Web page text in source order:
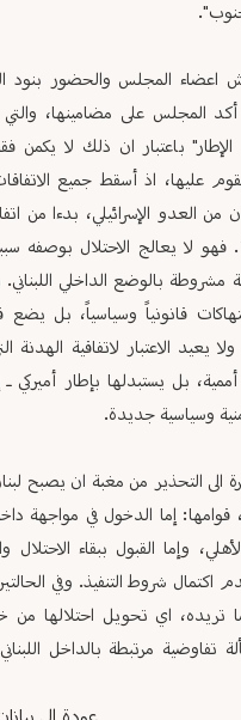
اعضاء المجلس والحضور بنود
المجلس على مضامينها، والتي
باعتبار ان ذلك لا يكمن
عليها، اذ أسقط جميع
من العدو الإسرائيلي، بدءا من
الى القرار 1701. فهو لا يعالج الاحتلال
مشروطة بالوضع الداخلي
قانونياً وسياسياً، بل
يعيد الاعتبار لاتفاقية الهدنة
بل يستبدلها بإطار أميركي ـ
وسياسية جديدة.
الى التحذير من مغبة ان يصبح
قوامها: إما الدخول في مواجهة
وإما القبول ببقاء الاحتلال
شروط التنفيذ. وفي
اي تحويل احتلالها من
تفاوضية مرتبطة بالداخل